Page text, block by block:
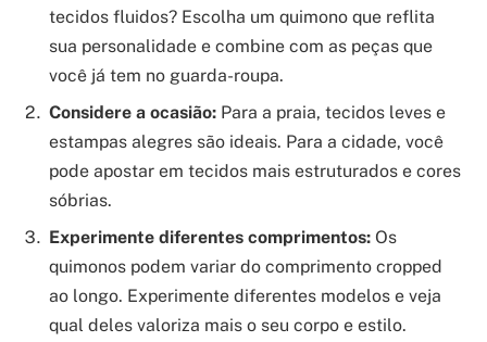
tecidos fluidos? Escolha um quimono que reflita
sua personalidade e combine com as peças que
você já tem no guarda-roupa.
Considere a ocasião: Para a praia, tecidos leves e
estampas alegres são ideais. Para a cidade, você
pode apostar em tecidos mais estruturados e cores
sóbrias.
Experimente diferentes comprimentos: Os
quimonos podem variar do comprimento cropped
ao longo. Experimente diferentes modelos e veja
qual deles valoriza mais o seu corpo e estilo.